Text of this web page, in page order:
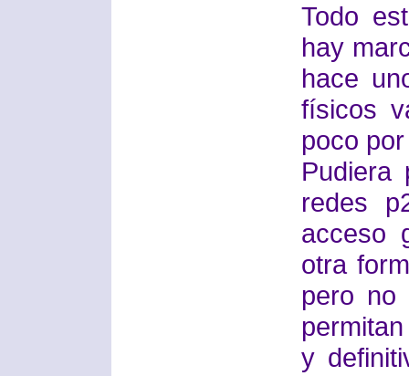
Todo
hay
hace
físicos
poco
Pudiera
redes
acceso
otra
pero no
y